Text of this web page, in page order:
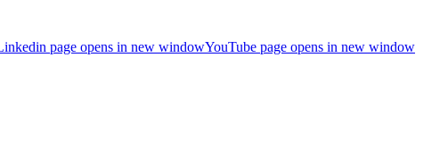
page opens in new windowYouTube page opens in new window